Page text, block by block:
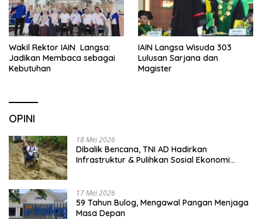
Wakil Rektor IAIN Langsa:
Jadikan Membaca sebagai
Kebutuhan
IAIN Langsa Wisuda 303
Lulusan Sarjana dan
Magister
OPINI
18 Mei 2026
Dibalik Bencana, TNI AD Hadirkan
Infrastruktur & Pulihkan Sosial Ekonomi
17 Mei 2026
59 Tahun Bulog, Mengawal Pangan Menjaga
Masa Depan